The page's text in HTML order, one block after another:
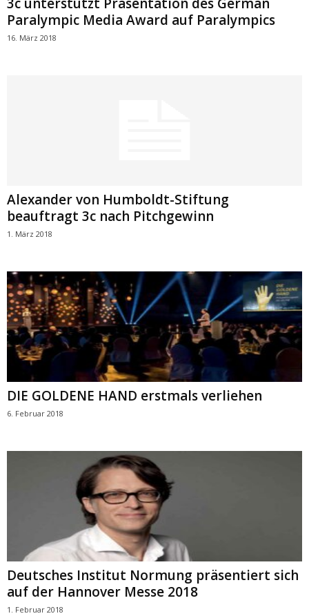
3c unterstützt Präsentation des German
Paralympic Media Award auf Paralympics
16. März 2018
Alexander von Humboldt-Stiftung
beauftragt 3c nach Pitchgewinn
1. März 2018
DIE GOLDENE HAND erstmals verliehen
6. Februar 2018
Deutsches Institut Normung präsentiert sich
auf der Hannover Messe 2018
1. Februar 2018